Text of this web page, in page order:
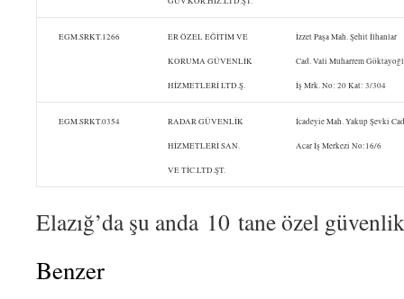
EGM.SRKT.1266 ER ÖZEL EĞİTİM VE
KORUMA GÜVENLİK
HİZMETLERİ LTD.Ş.
İzzet Paşa Mah. Şehit İlhanlar
Cad. Vali Muharrem
İş Mrk. No: 20 Kat: 3/304
EGM.SRKT.0354 RADAR GÜVENLİK
HİZMETLERİ SAN.
VE TİC.LTD.ŞT.
İcadeyie Mah. Yakup Şevki
Acar İş Merkezi No:16/6
Elazığ’da şu anda 10 tane özel
Benzer